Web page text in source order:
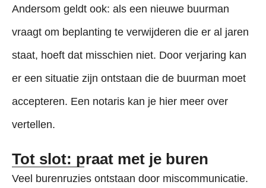
Andersom geldt ook: als een nieuwe buurman
vraagt om beplanting te verwijderen die er al jaren
staat, hoeft dat misschien niet. Door verjaring kan
er een situatie zijn ontstaan die de buurman moet
accepteren. Een notaris kan je hier meer over
vertellen.
Tot slot: praat met je buren
Veel burenruzies ontstaan door miscommunicatie.